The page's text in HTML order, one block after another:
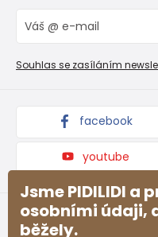
Vrácení zboží a
Reklamační řád
Blog
Velkoobchod PiDiLiDi
Affiliate program
Kolekce zboží
Souhlas se zasíláním
facebook
youtube
Jsme PIDILIDI a
osobními údaji,
běžely.